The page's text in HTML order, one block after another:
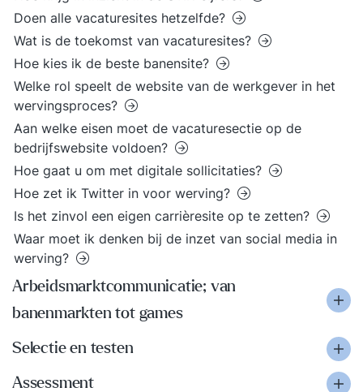
Doen alle vacaturesites hetzelfde?
Wat is de toekomst van vacaturesites?
Hoe kies ik de beste banensite?
Welke rol speelt de website van de werkgever in het
wervingsproces?
Aan welke eisen moet de vacaturesectie op de
bedrijfswebsite voldoen?
Hoe gaat u om met digitale sollicitaties?
Hoe zet ik Twitter in voor werving?
Is het zinvol een eigen carrièresite op te zetten?
Waar moet ik denken bij de inzet van social media in
werving?
Arbeidsmarktcommunicatie; van
banenmarkten tot games
Selectie en testen
Assessment